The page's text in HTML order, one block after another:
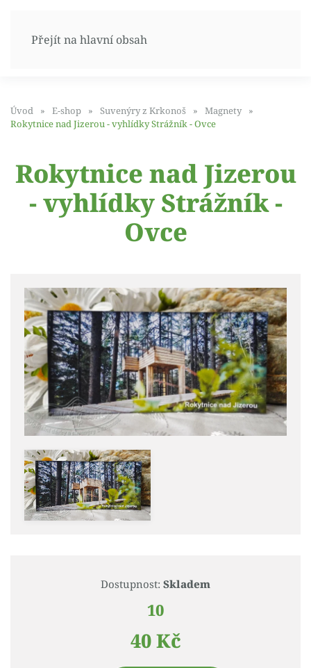
Přejít na hlavní obsah
Úvod E-shop Suvenýry z Krkonoš
Magnety
Rokytnice nad Jizerou - vyhlídky Strážník - Ovce
Rokytnice nad Jizerou
- vyhlídky Strážník -
Ovce
Dostupnost: Skladem
10
40 Kč